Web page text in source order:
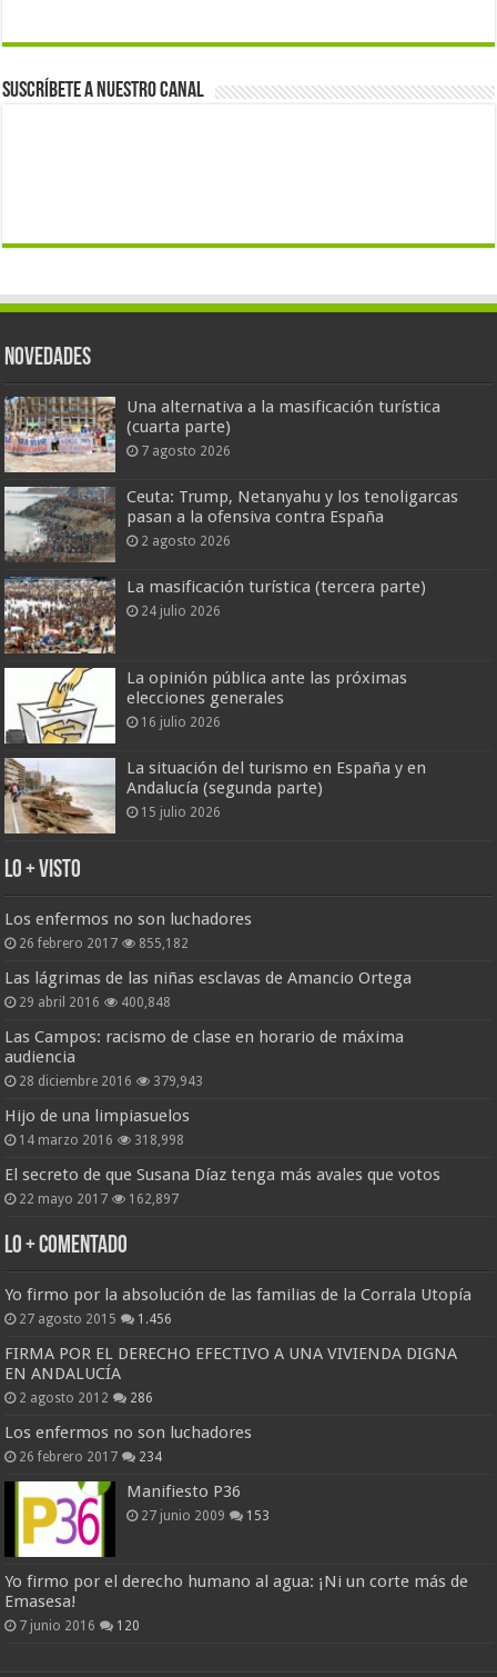
Suscríbete a nuestro canal
Novedades
Una alternativa a la masificación turística
(cuarta parte)
7 agosto 2026
Ceuta: Trump, Netanyahu y los tenoligarcas
pasan a la ofensiva contra España
2 agosto 2026
La masificación turística (tercera parte)
24 julio 2026
La opinión pública ante las próximas
elecciones generales
16 julio 2026
La situación del turismo en España y en
Andalucía (segunda parte)
15 julio 2026
Lo + Visto
Los enfermos no son luchadores
26 febrero 2017 855,182
Las lágrimas de las niñas esclavas de Amancio Ortega
29 abril 2016 400,848
Las Campos: racismo de clase en horario de máxima
audiencia
28 diciembre 2016 379,943
Hijo de una limpiasuelos
14 marzo 2016 318,998
El secreto de que Susana Díaz tenga más avales que votos
22 mayo 2017 162,897
Lo + Comentado
Yo firmo por la absolución de las familias de la Corrala Utopía
27 agosto 2015 1.456
FIRMA POR EL DERECHO EFECTIVO A UNA VIVIENDA DIGNA
EN ANDALUCÍA
2 agosto 2012 286
Los enfermos no son luchadores
26 febrero 2017 234
Manifiesto P36
27 junio 2009 153
Yo firmo por el derecho humano al agua: ¡Ni un corte más de
Emasesa!
7 junio 2016 120